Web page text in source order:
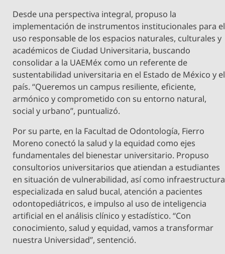
Desde una perspectiva integral, propuso la
implementación de instrumentos institucionales para el
uso responsable de los espacios naturales, culturales y
académicos de Ciudad Universitaria, buscando
consolidar a la UAEMéx como un referente de
sustentabilidad universitaria en el Estado de México y el
país. “Queremos un campus resiliente, eficiente,
armónico y comprometido con su entorno natural,
social y urbano”, puntualizó.
Por su parte, en la Facultad de Odontología, Fierro
Moreno conectó la salud y la equidad como ejes
fundamentales del bienestar universitario. Propuso
consultorios universitarios que atiendan a estudiantes
en situación de vulnerabilidad, así como infraestructura
especializada en salud bucal, atención a pacientes
odontopediátricos, e impulso al uso de inteligencia
artificial en el análisis clínico y estadístico. “Con
conocimiento, salud y equidad, vamos a transformar
nuestra Universidad”, sentenció.